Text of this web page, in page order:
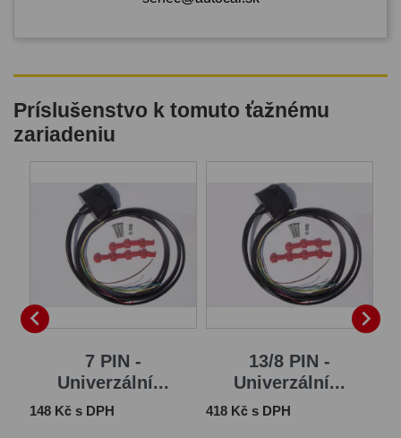
Príslušenstvo k tomuto ťažnému
zariadeniu

7 PIN -
Univerzální...
Cena
148 Kč s DPH
13/8 PIN -
Univerzální...
Cena
418 Kč s DPH
